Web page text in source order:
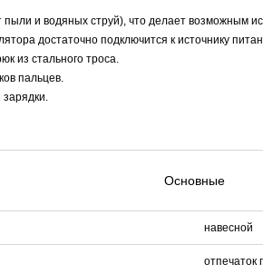
и водяных струй), что делает возможным
достаточно подключится к источнику
из стального троса.
пальцев.
Основные
навесной
отпечаток